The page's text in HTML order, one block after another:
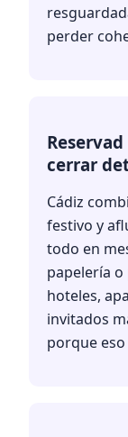
perder
cerrar
Cádiz
festivo y
todo en
papelería
hoteles,
invitados
porque